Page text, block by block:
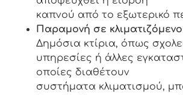
καπνού από το εξωτερικό
Παραμονή σε
Δημόσια κτίρια, όπως
υπηρεσίες ή άλλες
οποίες διαθέτουν
συστήματα κλιματισμού,